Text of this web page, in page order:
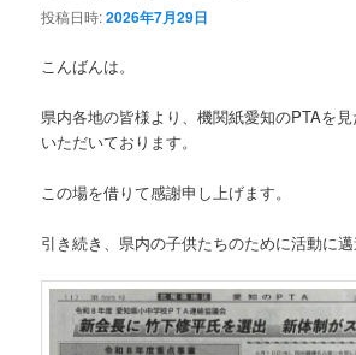
投稿日時:2026年7月29日
こんばんは。
県内各地の皆様より、機関紙愛知のPTAを
いただいております。
この場を借りて感謝申し上げます。
引き続き、県内の子供たちのために活動に邁